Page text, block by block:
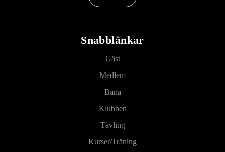
Snabblänkar
Gäst
Medlem
Bana
Klubben
Tävling
Kurser/Träning